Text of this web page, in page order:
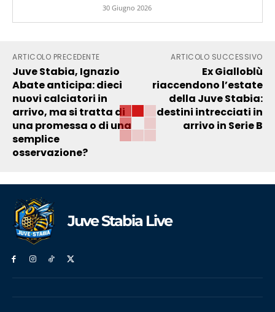
30 Giugno 2026
ARTICOLO PRECEDENTE
Juve Stabia, Ignazio
Abate anticipa: dieci
nuovi calciatori in
arrivo, ma si tratta di
una promessa o di una
semplice
osservazione?
ARTICOLO SUCCESSIVO
Ex Gialloblù
riaccendono l’estate
della Juve Stabia:
destini intrecciati in
arrivo in Serie B
Juve Stabia Live